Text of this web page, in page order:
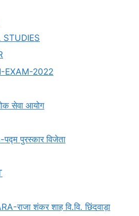
STUDIES
EXAM-2022
सेवा आयोग
पुरस्कार विजेता
राजा शंकर शाह वि.वि. छिंदवाड़ा